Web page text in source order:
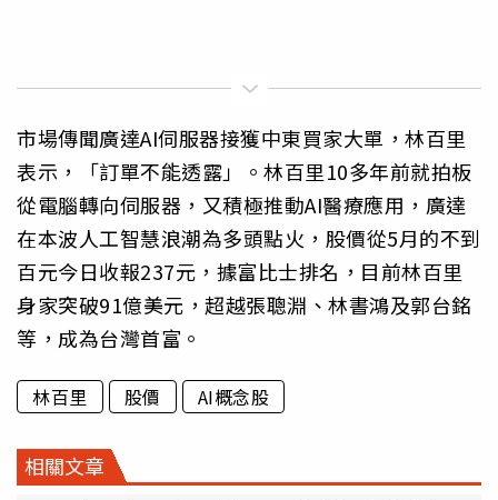
市場傳聞廣達AI伺服器接獲中東買家大單，林百里
表示，「訂單不能透露」。林百里10多年前就拍板
從電腦轉向伺服器，又積極推動AI醫療應用，廣達
在本波人工智慧浪潮為多頭點火，股價從5月的不到
百元今日收報237元，據富比士排名，目前林百里
身家突破91億美元，超越張聰淵、林書鴻及郭台銘
等，成為台灣首富。
林百里 股價 AI概念股
相關文章